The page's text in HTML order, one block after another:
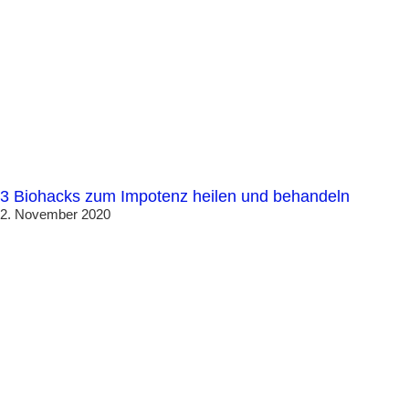
3 Biohacks zum Impotenz heilen und behandeln
2. November 2020